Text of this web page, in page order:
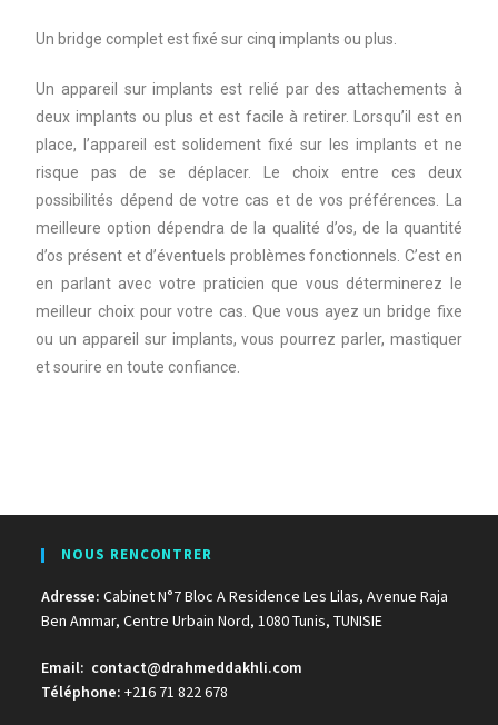
Un bridge complet est fixé sur cinq implants ou plus.
Un appareil sur implants est relié par des attachements à
deux implants ou plus et est facile à retirer. Lorsqu’il est en
place, l’appareil est solidement fixé sur les implants et ne
risque pas de se déplacer. Le choix entre ces deux
possibilités dépend de votre cas et de vos préférences. La
meilleure option dépendra de la qualité d’os, de la quantité
d’os présent et d’éventuels problèmes fonctionnels. C’est en
en parlant avec votre praticien que vous déterminerez le
meilleur choix pour votre cas. Que vous ayez un bridge fixe
ou un appareil sur implants, vous pourrez parler, mastiquer
et sourire en toute confiance.
NOUS RENCONTRER
Adresse: Cabinet N°7 Bloc A Residence Les Lilas, Avenue Raja
Ben Ammar, Centre Urbain Nord, 1080 Tunis, TUNISIE
Email: contact@drahmeddakhli.com
Téléphone: +216 71 822 678